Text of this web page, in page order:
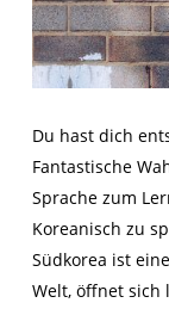
Du hast dich
Fantastische
Sprache zum
Koreanisch zu
Südkorea ist
Welt, öffnet sich